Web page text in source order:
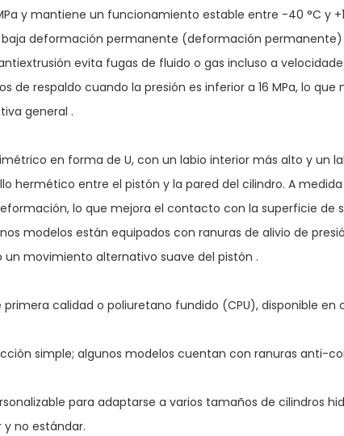
y mantiene un funcionamiento estable entre -40 °C y
deformación permanente (deformación permanente)
evita fugas de fluido o gas incluso a
de respaldo cuando la presión es inferior a 16 MPa, lo que
general .
en forma de U, con un labio interior más alto y un
hermético entre el pistón y la pared del cilindro. A
lo que mejora el contacto con la superficie de
modelos están equipados con ranuras de alivio de
movimiento alternativo suave del pistón .
calidad o poliuretano fundido (CPU), disponible en
simple; algunos modelos cuentan con ranuras anti-
para adaptarse a varios tamaños de cilindros
no estándar.